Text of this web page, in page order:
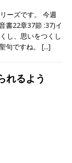
ーズです。 今週
書22章37節 :37)イ
し、思いをつくし
句ですね。 [...]
れるよう